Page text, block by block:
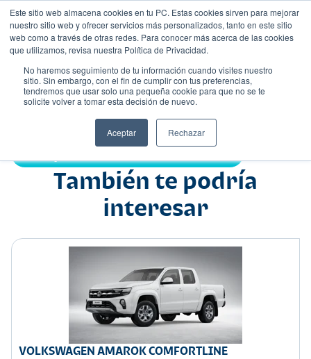
Este sitio web almacena cookies en tu PC. Estas cookies sirven para mejorar
nuestro sitio web y ofrecer servicios más personalizados, tanto en este sitio
web como a través de otras redes. Para conocer más acerca de las cookies
que utilizamos, revisa nuestra Política de Privacidad.
No haremos seguimiento de tu información cuando visites nuestro
sitio. Sin embargo, con el fin de cumplir con tus preferencias,
tendremos que usar solo una pequeña cookie para que no se te
solicite volver a tomar esta decisión de nuevo.
Aceptar Rechazar
Nombre
También te podría
interesar
VOLKSWAGEN AMAROK COMFORTLINE